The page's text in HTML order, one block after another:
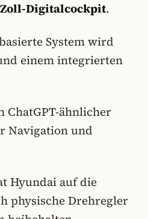
Digitalcockpit.
System wird
einem integrierten
ChatGPT-ähnlicher
Navigation und
Hyundai auf die
physische Drehregler